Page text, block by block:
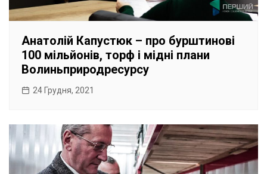
Анатолій Капустюк – про бурштинові
100 мільйонів, торф і мідні плани
Волиньприродресурсу
24 Грудня, 2021